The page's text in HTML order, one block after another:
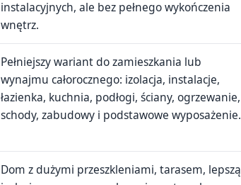
instalacyjnych, ale bez pełnego wykończenia
wnętrz.
Pełniejszy wariant do zamieszkania lub
wynajmu całorocznego: izolacja, instalacje,
łazienka, kuchnia, podłogi, ściany, ogrzewanie,
schody, zabudowy i podstawowe wyposażenie.
Dom z dużymi przeszkleniami, tarasem, lepszą